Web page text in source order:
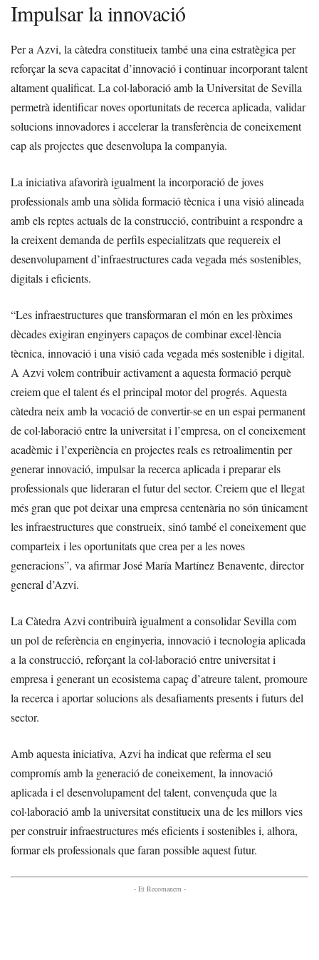
Impulsar la innovació
Per a Azvi, la càtedra constitueix també una eina estratègica per
reforçar la seva capacitat d’innovació i continuar incorporant talent
altament qualificat. La col·laboració amb la Universitat de Sevilla
permetrà identificar noves oportunitats de recerca aplicada, validar
solucions innovadores i accelerar la transferència de coneixement
cap als projectes que desenvolupa la companyia.
La iniciativa afavorirà igualment la incorporació de joves
professionals amb una sòlida formació tècnica i una visió alineada
amb els reptes actuals de la construcció, contribuint a respondre a
la creixent demanda de perfils especialitzats que requereix el
desenvolupament d’infraestructures cada vegada més sostenibles,
digitals i eficients.
“Les infraestructures que transformaran el món en les pròximes
dècades exigiran enginyers capaços de combinar excel·lència
tècnica, innovació i una visió cada vegada més sostenible i digital.
A Azvi volem contribuir activament a aquesta formació perquè
creiem que el talent és el principal motor del progrés. Aquesta
càtedra neix amb la vocació de convertir-se en un espai permanent
de col·laboració entre la universitat i l’empresa, on el coneixement
acadèmic i l’experiència en projectes reals es retroalimentin per
generar innovació, impulsar la recerca aplicada i preparar els
professionals que lideraran el futur del sector. Creiem que el llegat
més gran que pot deixar una empresa centenària no són únicament
les infraestructures que construeix, sinó també el coneixement que
comparteix i les oportunitats que crea per a les noves
generacions”, va afirmar José María Martínez Benavente, director
general d’Azvi.
La Càtedra Azvi contribuirà igualment a consolidar Sevilla com
un pol de referència en enginyeria, innovació i tecnologia aplicada
a la construcció, reforçant la col·laboració entre universitat i
empresa i generant un ecosistema capaç d’atreure talent, promoure
la recerca i aportar solucions als desafiaments presents i futurs del
sector.
Amb aquesta iniciativa, Azvi ha indicat que referma el seu
compromís amb la generació de coneixement, la innovació
aplicada i el desenvolupament del talent, convençuda que la
col·laboració amb la universitat constitueix una de les millors vies
per construir infraestructures més eficients i sostenibles i, alhora,
formar els professionals que faran possible aquest futur.
- Et Recomanem -